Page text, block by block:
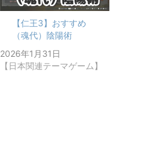
【仁王3】おすすめ
（魂代）陰陽術
2026年1月31日
【日本関連テーマゲーム】